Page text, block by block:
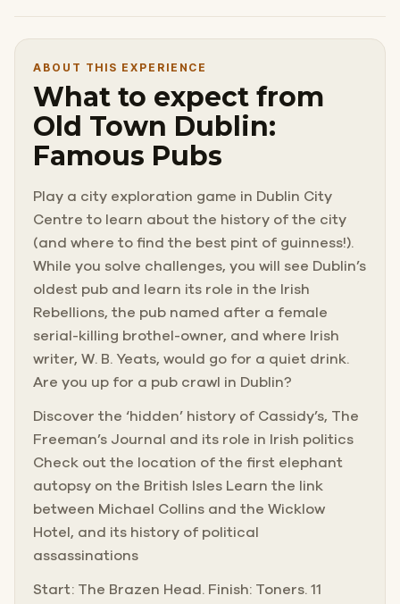
ABOUT THIS EXPERIENCE
What to expect from
Old Town Dublin:
Famous Pubs
Play a city exploration game in Dublin City
Centre to learn about the history of the city
(and where to find the best pint of guinness!).
While you solve challenges, you will see Dublin’s
oldest pub and learn its role in the Irish
Rebellions, the pub named after a female
serial-killing brothel-owner, and where Irish
writer, W. B. Yeats, would go for a quiet drink.
Are you up for a pub crawl in Dublin?
Discover the ‘hidden’ history of Cassidy’s, The
Freeman’s Journal and its role in Irish politics
Check out the location of the first elephant
autopsy on the British Isles Learn the link
between Michael Collins and the Wicklow
Hotel, and its history of political
assassinations
Start: The Brazen Head. Finish: Toners. 11